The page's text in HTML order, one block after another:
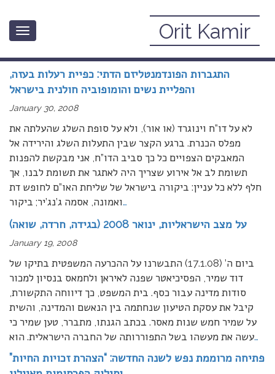
Toggle
Orit Kamir
התגברות הפונדמנטליזם הדתי: כפיית רעלות בעזה,
והפליית נשים והומופוביה חולנית בישראל
January 30, 2008
לא על דו”ח וינוגרד (או אור), ולא על סופת השלג שהעלתה את
מפלס הכנרת. ברגע הקצר שבין התעלות השלג והירידה אל
המאבקים הצפויים כל כך סביב הדו”ח, אני מבקשת להפנות
תשומת לב אל אירוע שצריך היה לאתגר את תשומת לבנו, אך
חלף ללא כל עניין: ביקורה בישראל של שליחת האו”ם לחופש דת
ואמונה, אסמה ג’נג’יר; ביקור…
על מצב הישראליות, ינואר 2008 (בגידה, חרדה, שואה)
January 19, 2008
ביום ה’ (17.1.08) התבשרנו על ההכרעה המשפטית בתיקו של
דוד שמיר, הפסיכיאטר שפנה לאיראן ולחמאס בנסיון למכור
סודות מדינה עבור כסף. בית המשפט, כך דיווחה התקשורת,
קיבל את עסקת הטיעון שנחתמה בין הנאשם והמדינה, והשית
על שמיר חמש שנות מאסר. בכתב הגנתו, מתברר, טען שמיר כי
עשה את מעשהו בשל התפוררותה של החברה הישראלית. הוא…
פתיחה מרוממת נפש לשנה החדשה: “הצהרת זכויות החיות”